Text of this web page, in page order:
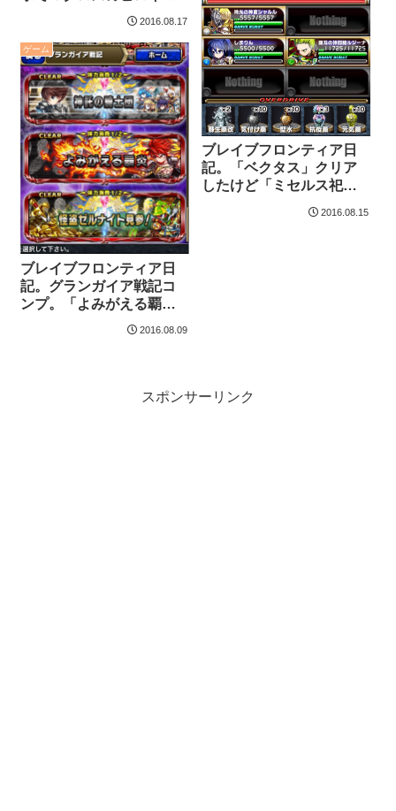
2016.08.17
ブレイブフロンティア日
記。「ベクタス」クリア
したけど「ミセルス祀
殿」クリアできる気がし
2016.08.15
ゲーム
ブレイブフロンティア日
記。グランガイア戦記コ
ンプ。「よみがえる覇
炎」アヴァン強いよ。
2016.08.09
スポンサーリンク